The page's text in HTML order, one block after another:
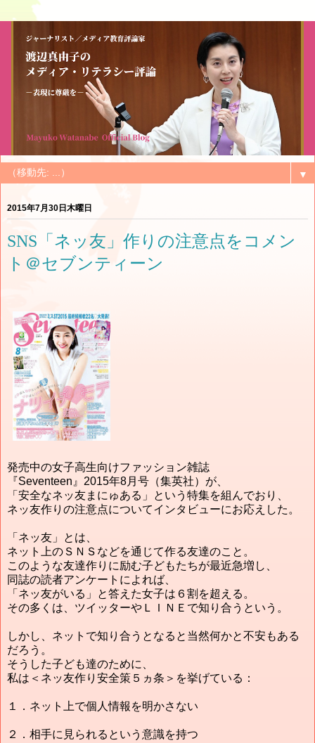
▼
2015年7月30日木曜日
SNS「ネッ友」作りの注意点をコメン
ト＠セブンティーン
発売中の女子高生向けファッション雑誌
『Seventeen』2015年8月号（集英社）が、
「安全なネッ友まにゅある」という特集を組んでおり、
ネッ友作りの注意点についてインタビューにお応えした。
「ネッ友」とは、
ネット上のＳＮＳなどを通じて作る友達のこと。
このような友達作りに励む子どもたちが最近急増し、
同誌の読者アンケートによれば、
「ネッ友がいる」と答えた女子は６割を超える。
その多くは、ツイッターやＬＩＮＥで知り合うという。
しかし、ネットで知り合うとなると当然何かと不安もある
だろう。
そうした子ども達のために、
私は＜ネッ友作り安全策５ヵ条＞を挙げている：
１．ネット上で個人情報を明かさない
２．相手に見られるという意識を持つ